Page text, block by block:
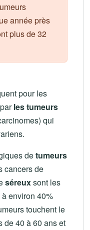
année près
plus de 32
pour les
les tumeurs
qui
detumeurs
cancers de
séreuxsont les
environ 40%
touchent le
de 40 à 60 ans et